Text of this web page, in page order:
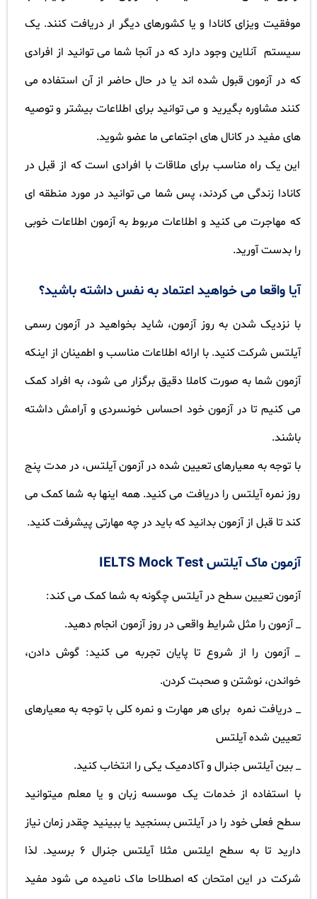
موفقیت ویزای کانادا و یا کشورهای دیگر ار دریافت کنند. یک
سیستم آنلاین وجود دارد که در آنجا شما می توانید از افرادی
که در آزمون قبول شده اند یا در حال حاضر از آن استفاده می
کنند مشاوره بگیرید و می توانید برای اطلاعات بیشتر و توصیه
های مفید در کانال های اجتماعی ما عضو شوید.
این یک راه مناسب برای ملاقات با افرادی است که از قبل در
کانادا زندگی می کردند، پس شما می توانید در مورد منطقه ای
که مهاجرت می کنید و اطلاعات مربوط به آزمون اطلاعات خوبی
را بدست آورید.
آیا واقعا می خواهید اعتماد به نفس داشته باشید؟
با نزدیک شدن به روز آزمون، شاید بخواهید در آزمون رسمی
آیلتس شرکت کنید. با ارائه اطلاعات مناسب و اطمینان از اینکه
آزمون شما به صورت کاملا دقیق برگزار می شود، به افراد کمک
می کنیم تا در آزمون خود احساس خونسردی و آرامش داشته
باشند.
با توجه به معیارهای تعیین شده در آزمون آیلتس، در مدت پنج
روز نمره آیلتس را دریافت می کنید. همه اینها به شما کمک می
کند تا قبل از آزمون بدانید که باید در چه مهارتی پیشرفت کنید.
آزمون ماک آیلتسIELTS Mock Test
آزمون تعیین سطح در آیلتس چگونه به شما کمک می کند:
_ آزمون را مثل شرایط واقعی در روز آزمون انجام دهید.
_ آزمون را از شروع تا پایان تجربه می کنید: گوش دادن،
خواندن، نوشتن و صحبت کردن.
_ دریافت نمره برای هر مهارت و نمره کلی با توجه به معیارهای
تعیین شده آیلتس
_ بین آیلتس جنرال و آکادمیک یکی را انتخاب کنید.
با استفاده از خدمات یک موسسه زبان و یا معلم میتوانید
سطح فعلی خود را در آیلتس بسنجید یا ببینید چقدر زمان نیاز
دارید تا به سطح ایلتس مثلا آیلتس جنرال 6 برسید. لذا
شرکت در این امتحان که اصطلاحا ماک نامیده می شود مفید